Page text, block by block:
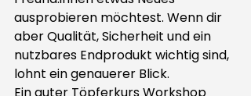
ausprobieren möchtest. Wenn dir
aber Qualität, Sicherheit und ein
nutzbares Endprodukt wichtig sind,
lohnt ein genauerer Blick.